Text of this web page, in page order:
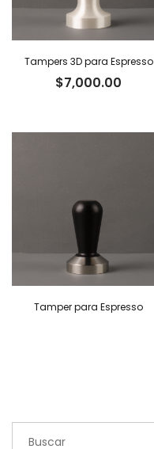
Tampers 3D para Espresso
$7,000.00
Tamper para Espresso